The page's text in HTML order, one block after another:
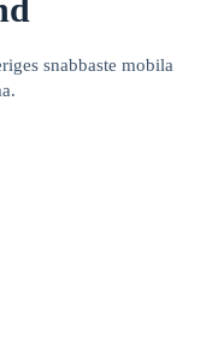
snabbaste mobila